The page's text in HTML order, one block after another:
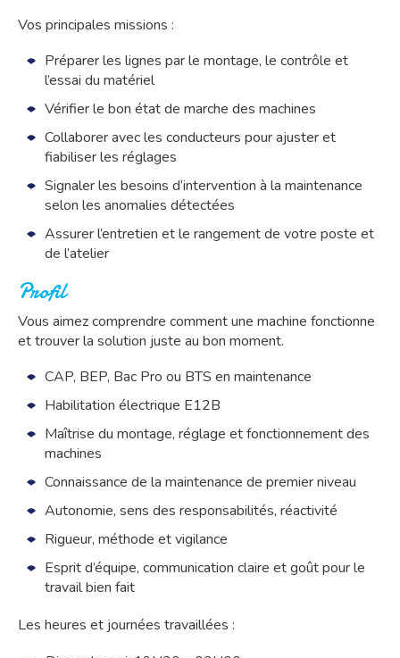
Vos principales missions :
Préparer les lignes par le montage, le contrôle et
l’essai du matériel
Vérifier le bon état de marche des machines
Collaborer avec les conducteurs pour ajuster et
fiabiliser les réglages
Signaler les besoins d’intervention à la maintenance
selon les anomalies détectées
Assurer l’entretien et le rangement de votre poste et
de l’atelier
Profil
Vous aimez comprendre comment une machine fonctionne
et trouver la solution juste au bon moment.
CAP, BEP, Bac Pro ou BTS en maintenance
Habilitation électrique E12B
Maîtrise du montage, réglage et fonctionnement des
machines
Connaissance de la maintenance de premier niveau
Autonomie, sens des responsabilités, réactivité
Rigueur, méthode et vigilance
Esprit d’équipe, communication claire et goût pour le
travail bien fait
Les heures et journées travaillées :